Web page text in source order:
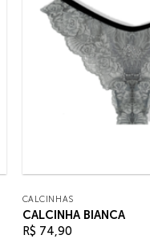
CALCINHAS
CALCINHA BIANCA
R$ 74,90